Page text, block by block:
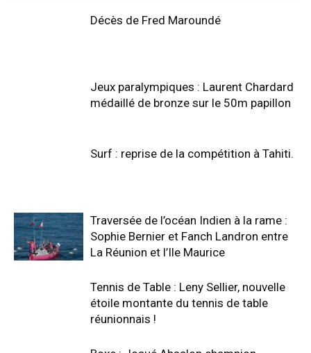
Décès de Fred Maroundé
Jeux paralympiques : Laurent Chardard
médaillé de bronze sur le 50m papillon
Surf : reprise de la compétition à Tahiti.
Traversée de l’océan Indien à la rame :
Sophie Bernier et Fanch Landron entre
La Réunion et l’Ile Maurice
Tennis de Table : Leny Sellier, nouvelle
étoile montante du tennis de table
réunionnais !